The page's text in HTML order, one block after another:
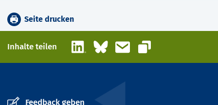
Seite drucken
Inhalte teilen LinkedInBlueskyE-Mail
Link kopieren
Feedback geben